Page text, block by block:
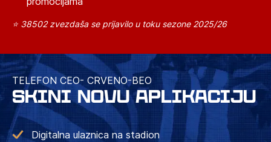
⭐ 38502 zvezdaša se prijavilo u toku sezone 2025/26
TELEFON CEO- CRVENO-BEO
SKINI NOVU APLIKACIJU
Digitalna ulaznica na stadion